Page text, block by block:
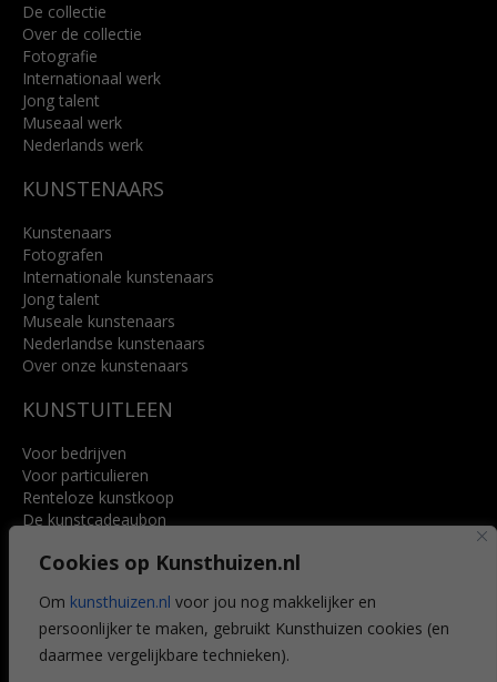
Cookies op Kunsthuizen.nl
Om kunsthuizen.nl voor jou nog makkelijker en
persoonlijker te maken, gebruikt Kunsthuizen cookies (en
daarmee vergelijkbare technieken).
De collectie
Over de collectie
Fotografie
Internationaal werk
Jong talent
Museaal werk
Nederlands werk
KUNSTENAARS
Kunstenaars
Fotografen
Internationale kunstenaars
Jong talent
Museale kunstenaars
Nederlandse kunstenaars
Over onze kunstenaars
KUNSTUITLEEN
Voor bedrijven
Voor particulieren
Renteloze kunstkoop
De kunstcadeaubon
Voordelen
Veelgestelde vragen
CONTACT